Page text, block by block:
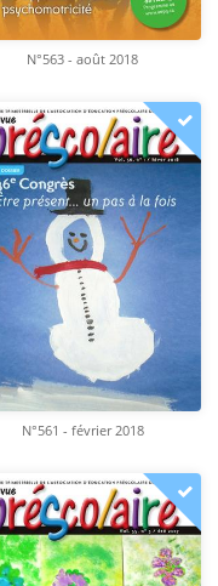
N°563 - août 2018
N°561 - février 2018